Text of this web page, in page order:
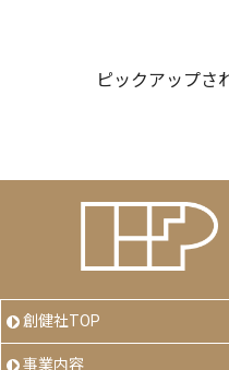
ピックアップさ
創健社TOP
事業内容